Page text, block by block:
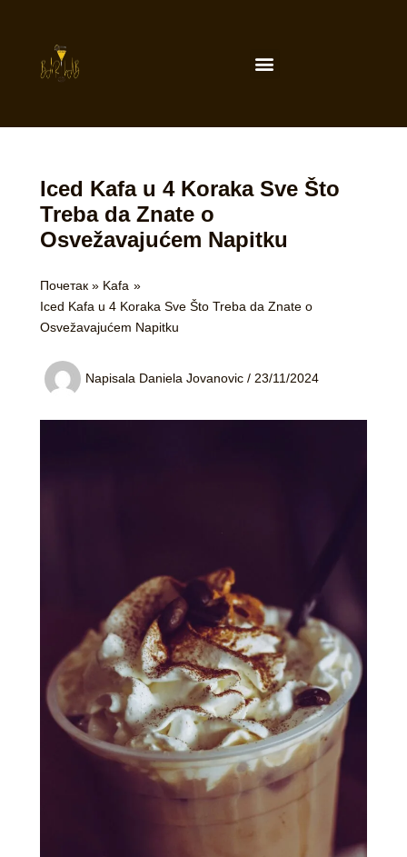
Menu
Iced Kafa u 4 Koraka Sve Što
Treba da Znate o
Osvežavajućem Napitku
Почетак
Kafa
Iced Kafa u 4 Koraka Sve Što Treba da Znate o
Osvežavajućem Napitku
Napisala Daniela Jovanovic / 23/11/2024